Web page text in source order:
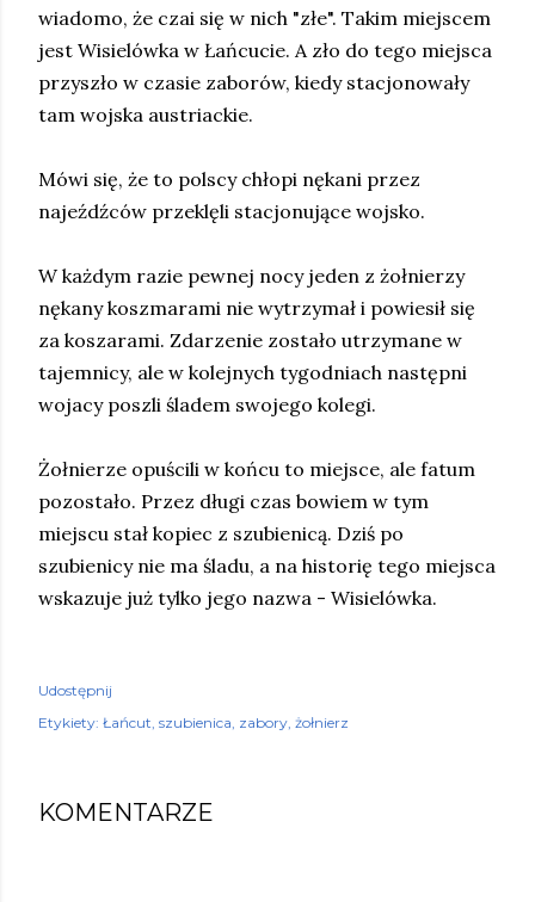
wiadomo, że czai się w nich "złe". Takim miejscem
jest Wisielówka w Łańcucie. A zło do tego miejsca
przyszło w czasie zaborów, kiedy stacjonowały
tam wojska austriackie.
Mówi się, że to polscy chłopi nękani przez
najeźdźców przeklęli stacjonujące wojsko.
W każdym razie pewnej nocy jeden z żołnierzy
nękany koszmarami nie wytrzymał i powiesił się
za koszarami. Zdarzenie zostało utrzymane w
tajemnicy, ale w kolejnych tygodniach następni
wojacy poszli śladem swojego kolegi.
Żołnierze opuścili w końcu to miejsce, ale fatum
pozostało. Przez długi czas bowiem w tym
miejscu stał kopiec z szubienicą. Dziś po
szubienicy nie ma śladu, a na historię tego miejsca
wskazuje już tylko jego nazwa - Wisielówka.
Udostępnij
Etykiety: Łańcut szubienica zabory żołnierz
KOMENTARZE